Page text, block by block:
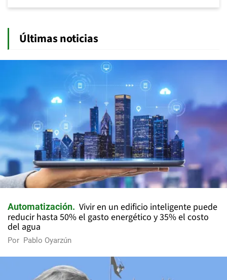
Últimas noticias
Automatización
Vivir en un edificio inteligente puede
reducir hasta 50% el gasto energético y 35% el costo
del agua
Por Pablo Oyarzún